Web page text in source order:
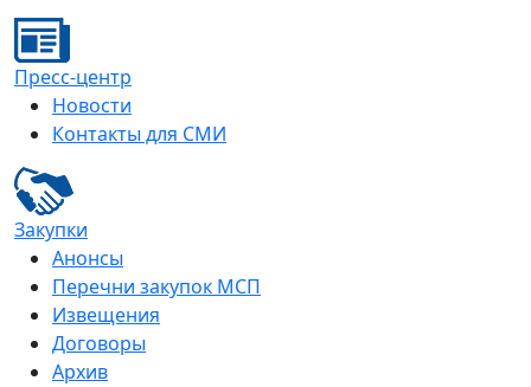
Пресс-центр
Новости
Контакты для СМИ
Закупки
Анонсы
Перечни закупок МСП
Извещения
Договоры
Архив